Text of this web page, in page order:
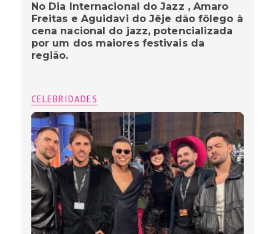
No Dia Internacional do Jazz , Amaro
Freitas e Aguidavi do Jêje dão fôlego à
cena nacional do jazz, potencializada
por um dos maiores festivais da
região.
CELEBRIDADES